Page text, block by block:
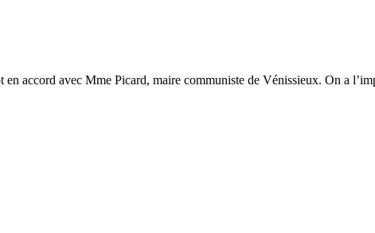
accord avec Mme Picard, maire communiste de Vénissieux. On a